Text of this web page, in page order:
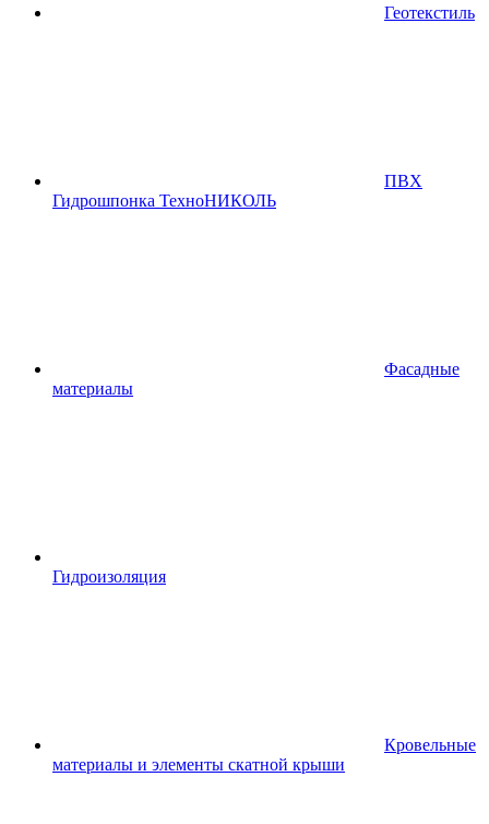
Геотекстиль
ПВХ
Гидрошпонка ТехноНИКОЛЬ
Фасадные
материалы
Гидроизоляция
Кровельные
материалы и элементы скатной крыши